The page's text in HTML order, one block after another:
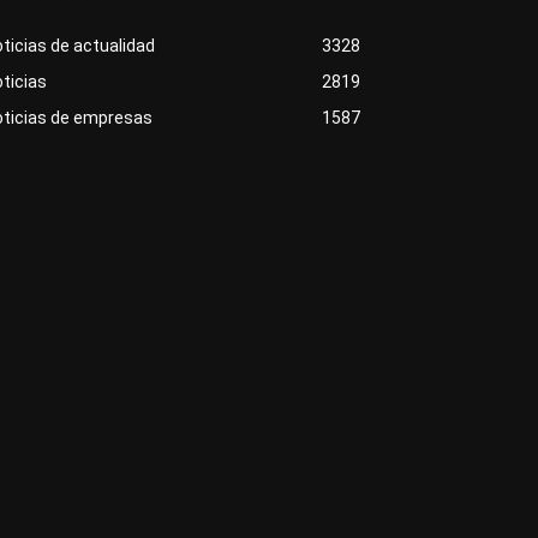
de actualidad
3328
2819
de empresas
1587